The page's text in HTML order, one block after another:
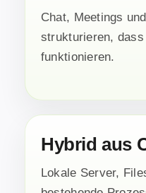
Chat, Meetings
strukturieren,
funktionieren.
Hybrid aus
Lokale Server,